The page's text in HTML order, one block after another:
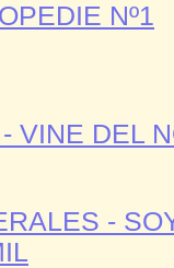
Nº1
VINE DEL
-